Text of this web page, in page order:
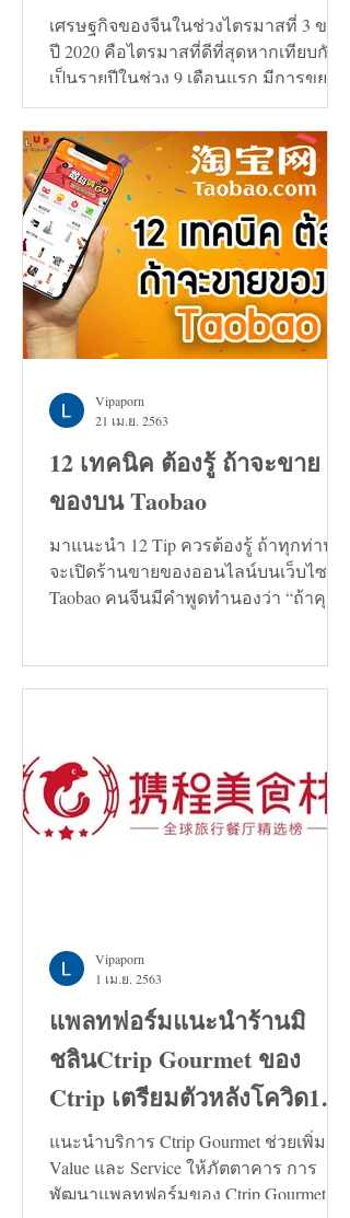
เศรษฐกิจของจีนในช่วงไตรมาสที่ 3 ของ
ปี 2020 คือไตรมาสที่ดีที่สุดหากเทียบกัน
เป็นรายปีในช่วง 9 เดือนแรก มีการขยาย
ตัวเพิ่มขึ้น 0.7%
12 เทคนิค ต้องรู้ ถ้าจะขาย
ของบน Taobao
มาแนะนำ 12 Tip ควรต้องรู้ ถ้าทุกท่าน
จะเปิดร้านขายของออนไลน์บนเว็บไซต์
Taobao คนจีนมีคำพูดทำนองว่า “ถ้าคุณ
Vipaporn
21 เม.ย. 2563
แพลทฟอร์มแนะนำร้านมิ
ชลินCtrip Gourmet ของ
Ctrip เตรียมตัวหลังโควิด19
คลี่คลาย
แนะนำบริการ Ctrip Gourmet ช่วยเพิ่ม
Value และ Service ให้ภัตตาคาร การ
พัฒนาแพลทฟอร์มของ Ctrip Gourmet จะ
Vipaporn
1 เม.ย. 2563